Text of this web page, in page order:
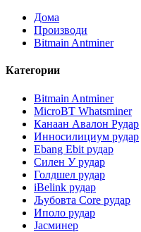
Дома
Производи
Bitmain Antminer
Категории
Bitmain Antminer
MicroBT Whatsminer
Канаан Авалон Рудар
Инносилициум рудар
Ebang Ebit рудар
Силен У рудар
Голдшел рудар
iBelink рудар
Љубовта Core рудар
Иполо рудар
Јасминер